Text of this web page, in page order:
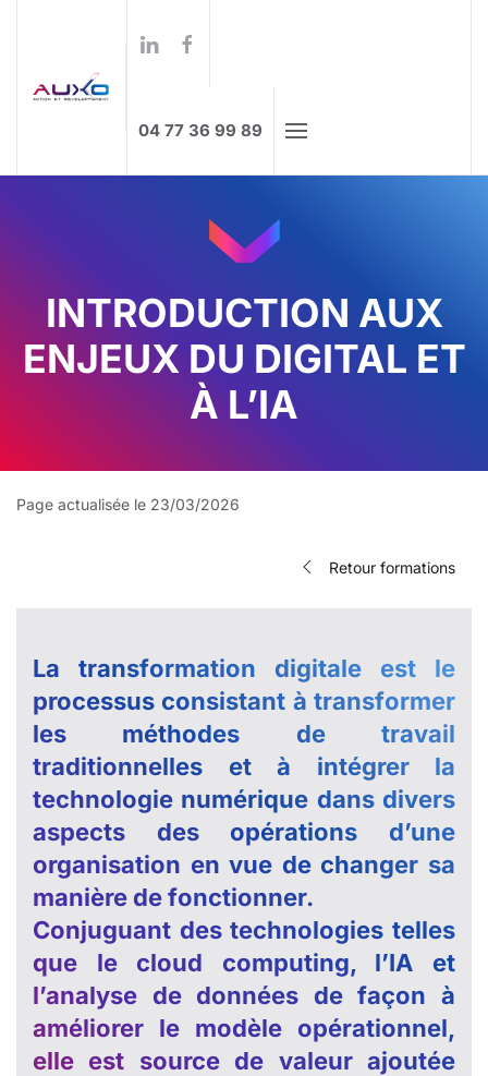
Skip to main content
04 77 36 99 89
INTRODUCTION AUX
ENJEUX DU DIGITAL ET
À L’IA
Page actualisée le 23/03/2026
Retour formations
La transformation digitale est le
processus consistant à transformer
les méthodes de travail
traditionnelles et à intégrer la
technologie numérique dans divers
aspects des opérations d’une
organisation en vue de changer sa
manière de fonctionner.
Conjuguant des technologies telles
que le cloud computing, l’IA et
l’analyse de données de façon à
améliorer le modèle opérationnel,
elle est source de valeur ajoutée